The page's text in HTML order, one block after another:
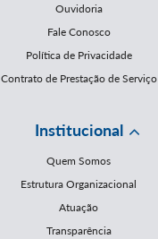
Ouvidoria
Fale Conosco
Política de Privacidade
Contrato de Prestação de Serviço
Institucional
Quem Somos
Estrutura Organizacional
Atuação
Transparência